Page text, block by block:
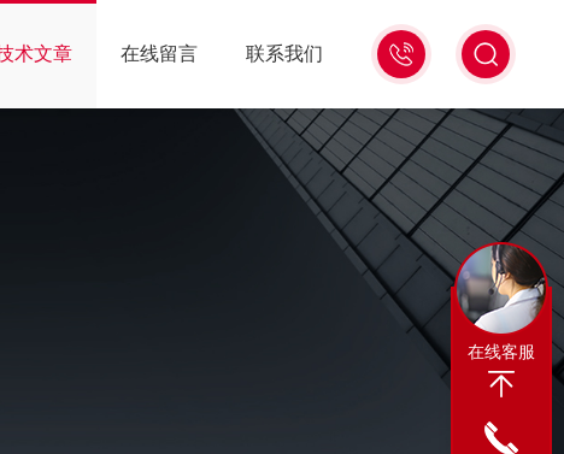
13311665350
术文章 在线留言 联系我们
在线客服